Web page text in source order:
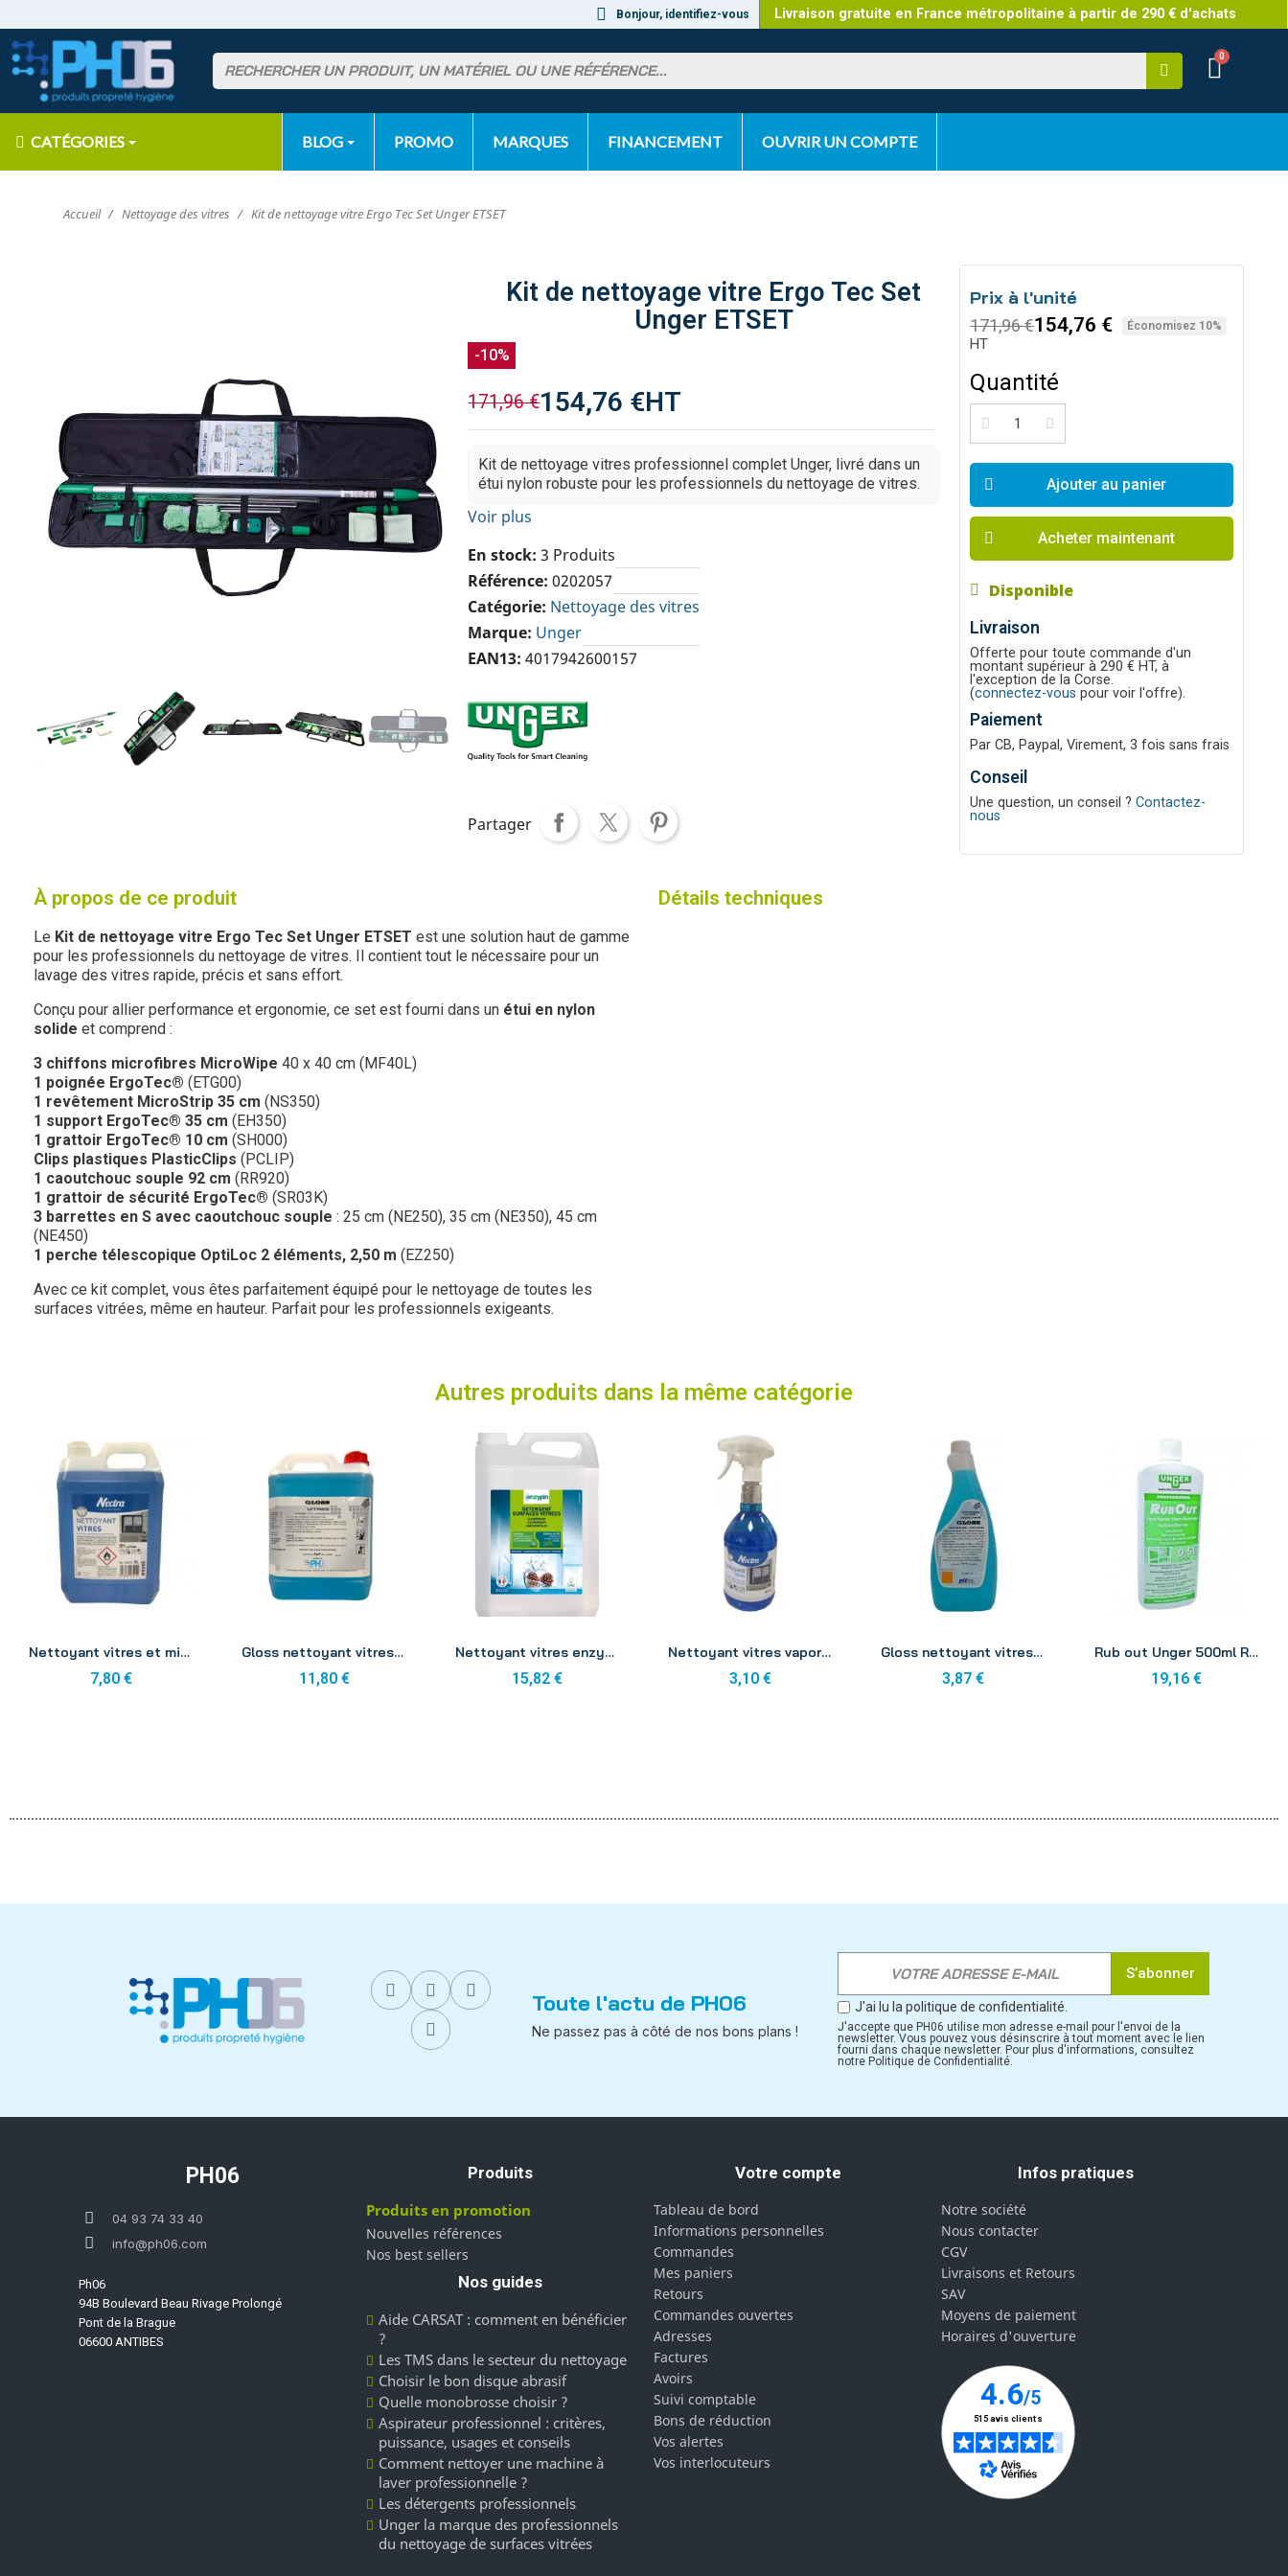
Bonjour, identifiez-vous Livraison gratuite en France métropolitaine à partir de 290 € d'achats
CATÉGORIES BLOG PROMO MARQUES FINANCEMENT OUVRIR UN COMPTE
Accueil Nettoyage des vitres Kit de nettoyage vitre Ergo Tec Set Unger ETSET
Kit de nettoyage vitre Ergo Tec Set
Unger ETSET
-10%
171,96 €154,76 €HT
Kit de nettoyage vitres professionnel complet Unger, livré dans un
étui nylon robuste pour les professionnels du nettoyage de vitres.
Voir plus
En stock 3 Produits
Référence 0202057
Catégorie Nettoyage des vitres
Marque Unger
EAN13 4017942600157
Partager
Prix à l'unité
171,96 €154,76 € Économisez 10%
HT
Quantité
Ajouter au panier
Acheter maintenant
Disponible
Livraison
Offerte pour toute commande d'un
montant supérieur à 290 € HT, à
l'exception de la Corse.
(connectez-vous pour voir l'offre).
Paiement
Par CB, Paypal, Virement, 3 fois sans frais
Conseil
Une question, un conseil ?Contactez-
nous
À propos de ce produit
Le Kit de nettoyage vitre Ergo Tec Set Unger ETSET est une solution haut de gamme
pour les professionnels du nettoyage de vitres. Il contient tout le nécessaire pour un
lavage des vitres rapide, précis et sans effort.
Conçu pour allier performance et ergonomie, ce set est fourni dans un étui en nylon
solide et comprend :
3 chiffons microfibres MicroWipe 40 x 40 cm (MF40L)
1 poignée ErgoTec® (ETG00)
1 revêtement MicroStrip 35 cm (NS350)
1 support ErgoTec® 35 cm (EH350)
1 grattoir ErgoTec® 10 cm (SH000)
Clips plastiques PlasticClips (PCLIP)
1 caoutchouc souple 92 cm (RR920)
1 grattoir de sécurité ErgoTec® (SR03K)
3 barrettes en S avec caoutchouc souple : 25 cm (NE250), 35 cm (NE350), 45 cm
(NE450)
1 perche télescopique OptiLoc 2 éléments, 2,50 m (EZ250)
Avec ce kit complet, vous êtes parfaitement équipé pour le nettoyage de toutes les
surfaces vitrées, même en hauteur. Parfait pour les professionnels exigeants.
Détails techniques
Autres produits dans la même catégorie
Nettoyant vitres et miroirs CleanTech 5L
7,80 €
Gloss nettoyant vitres et miroirs 5L
11,80 €
Nettoyant vitres enzypin Ecolabel 5L
15,82 €
Nettoyant vitres vaporisateur 800ml
3,10 €
Gloss nettoyant vitres et miroirs flacon 750ml
3,87 €
Rub out Unger 500ml RUB20
19,16 €
Toute l'actu de PH06
Ne passez pas à côté de nos bons plans !
S’abonner
J'ai lu la politique de confidentialité.
J'accepte que PH06 utilise mon adresse e-mail pour l'envoi de la
newsletter. Vous pouvez vous désinscrire à tout moment avec le lien
fourni dans chaque newsletter. Pour plus d'informations, consultez
notre Politique de Confidentialité.
PH06
04 93 74 33 40
info@ph06.com
Ph06
94B Boulevard Beau Rivage Prolongé
Pont de la Brague
06600 ANTIBES
Produits
Produits en promotion
Nouvelles références
Nos best sellers
Nos guides
Aide CARSAT : comment en bénéficier
?
Les TMS dans le secteur du nettoyage
Choisir le bon disque abrasif
Quelle monobrosse choisir ?
Aspirateur professionnel : critères,
puissance, usages et conseils
Comment nettoyer une machine à
laver professionnelle ?
Les détergents professionnels
Unger la marque des professionnels
du nettoyage de surfaces vitrées
Votre compte
Tableau de bord
Informations personnelles
Commandes
Mes paniers
Retours
Commandes ouvertes
Adresses
Factures
Avoirs
Suivi comptable
Bons de réduction
Vos alertes
Vos interlocuteurs
Infos pratiques
Notre société
Nous contacter
CGV
Livraisons et Retours
SAV
Moyens de paiement
Horaires d'ouverture